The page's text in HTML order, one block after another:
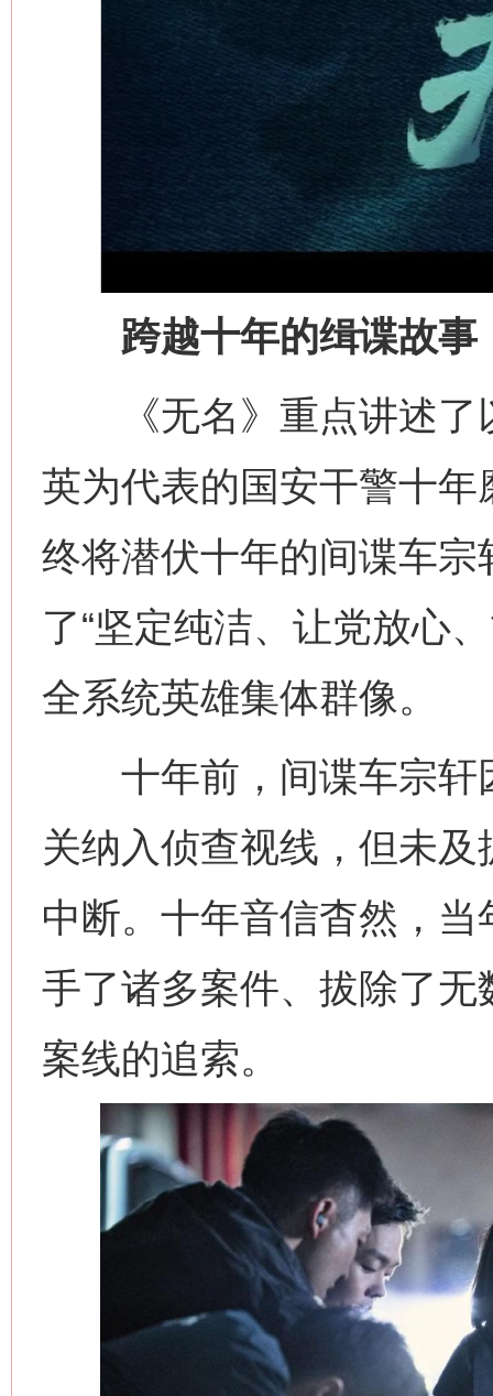
跨越十年的缉谍故事
《无名》重点讲述了
英为代表的国安干警十
终将潜伏十年的间谍车
了“坚定纯洁、让党放心
全系统英雄集体群像。
十年前，间谍车宗轩
关纳入侦查视线，但未
中断。十年音信杳然，
手了诸多案件、拔除了无
案线的追索。